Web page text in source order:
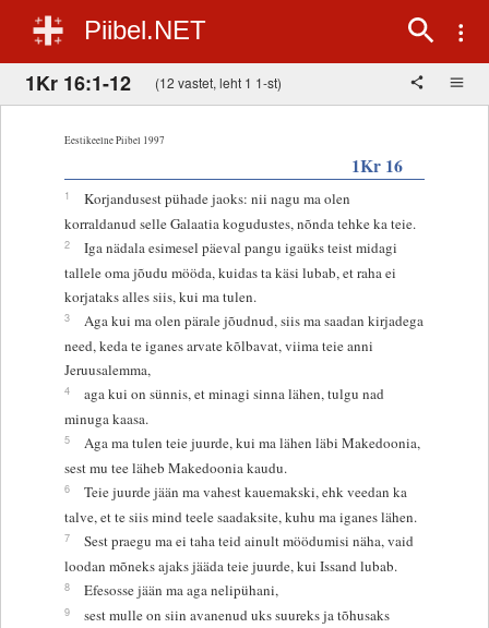
Piibel.NET
1Kr 16:1-12 (12 vastet, leht 1 1-st)
Eestikeelne Piibel 1997
1Kr 16
1
Korjandusest pühade jaoks: nii nagu ma olen
korraldanud selle Galaatia kogudustes, nõnda tehke ka teie.
2
Iga nädala esimesel päeval pangu igaüks teist midagi
tallele oma jõudu mööda, kuidas ta käsi lubab, et raha ei
korjataks alles siis, kui ma tulen.
3
Aga kui ma olen pärale jõudnud, siis ma saadan kirjadega
need, keda te iganes arvate kõlbavat, viima teie anni
Jeruusalemma,
4
aga kui on sünnis, et minagi sinna lähen, tulgu nad
minuga kaasa.
5
Aga ma tulen teie juurde, kui ma lähen läbi Makedoonia,
sest mu tee läheb Makedoonia kaudu.
6
Teie juurde jään ma vahest kauemakski, ehk veedan ka
talve, et te siis mind teele saadaksite, kuhu ma iganes lähen.
7
Sest praegu ma ei taha teid ainult möödumisi näha, vaid
loodan mõneks ajaks jääda teie juurde, kui Issand lubab.
8 Efesosse jään ma aga nelipühani,
9
sest mulle on siin avanenud uks suureks ja tõhusaks